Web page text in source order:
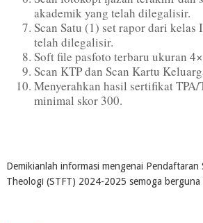
akademik yang telah dilegalisir.
Scan Satu (1) set rapor dari
telah dilegalisir.
Soft file pasfoto terbaru ukuran
Scan KTP dan Scan Kartu
Menyerahkan hasil sertifikat TPA/
minimal skor 300.
Demikianlah informasi mengenai Pendaftaran
Theologi (STFT) 2024-2025 semoga berguna